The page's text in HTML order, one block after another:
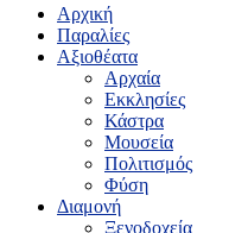
Αρχική
Παραλίες
Αξιοθέατα
Αρχαία
Εκκλησίες
Κάστρα
Μουσεία
Πολιτισμός
Φύση
Διαμονή
Ξενοδοχεία